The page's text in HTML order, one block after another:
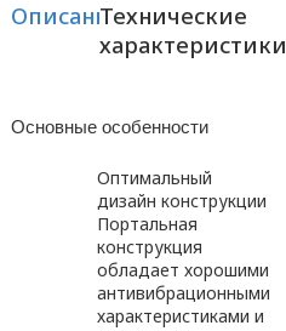
ОписаниеТехнические
характеристики
Основные особенности
Оптимальный
дизайн конструкции
Портальная
конструкция
обладает хорошими
антивибрационными
характеристиками и